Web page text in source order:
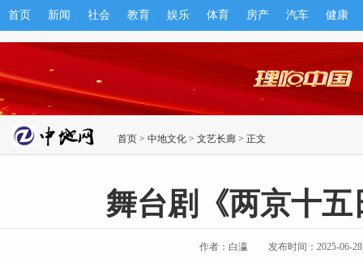
首页 新闻 社会 教育 娱乐 体育 房产 汽车 健康
首页 > 中地文化 > 文艺长廊 > 正文
舞台剧《两京十
作者：白瀛 发布时间：2025-06-28